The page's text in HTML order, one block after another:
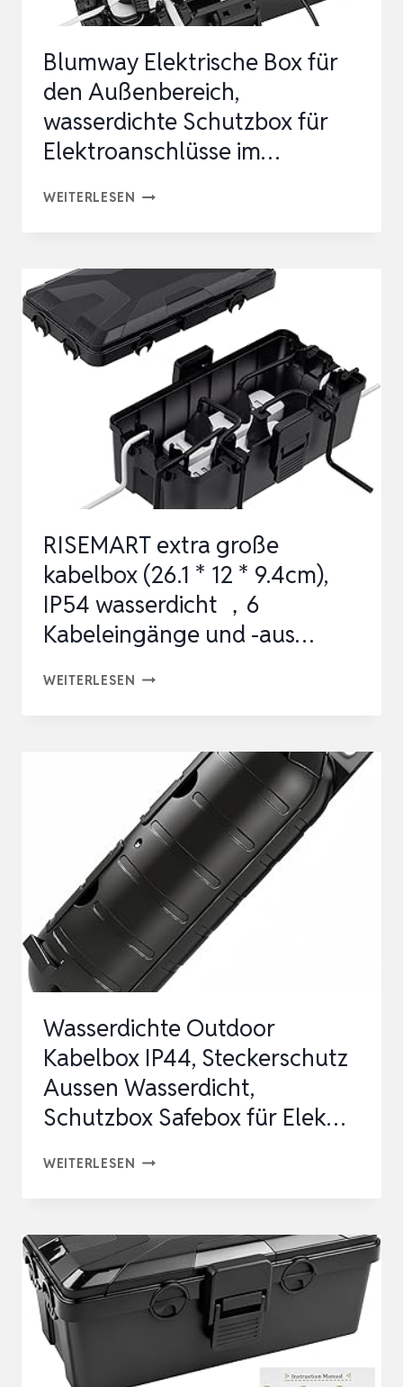
SCHUTZ
VERL…
Blumway Elektrische Box für
den Außenbereich,
wasserdichte Schutzbox für
Elektroanschlüsse im…
WEITERLESEN BLUMWAY
DEN
AUSSENBEREICH, W
ASSERDICHTE S
CHUTZBOX F
ÜR E
LEKTROANSCHLÜSSE I
M…
RISEMART extra große
kabelbox (26.1 * 12 * 9.4cm),
IP54 wasserdicht ，6
Kabeleingänge und -aus…
WEITERLESEN RISEMART
ABELBOX (
26.1 *
1
2 *
9
.4CM), I
P54 W
ASSERDICHT ，
6
ABELEINGÄNGE U
ND -
A
US…
Wasserdichte Outdoor
Kabelbox IP44, Steckerschutz
Aussen Wasserdicht,
Schutzbox Safebox für Elek…
WEITERLESEN WASSERDICHTE
IP44,
STECKERSCHUTZ
AUSSEN
WASSERDICHT,
SCHUTZBOX
SAFEBOX